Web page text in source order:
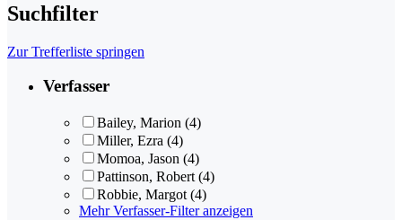
Suchfilter
Zur Trefferliste springen
Verfasser
Bailey, Marion (4)
Miller, Ezra (4)
Momoa, Jason (4)
Pattinson, Robert (4)
Robbie, Margot (4)
Mehr Verfasser-Filter anzeigen